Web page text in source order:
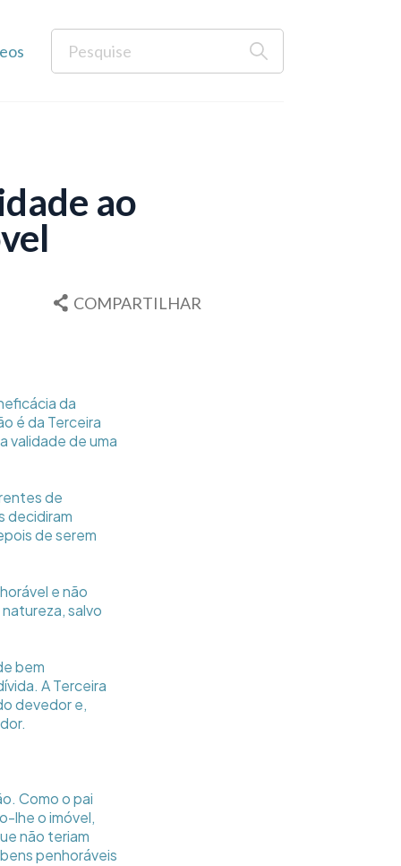
ao
COMPARTILHAR
da
é da Terceira
validade de uma
de
decidiram
de serem
e não
salvo
bem
A Terceira
devedor e,
Como o pai
lhe o imóvel,
não teriam
penhoráveis